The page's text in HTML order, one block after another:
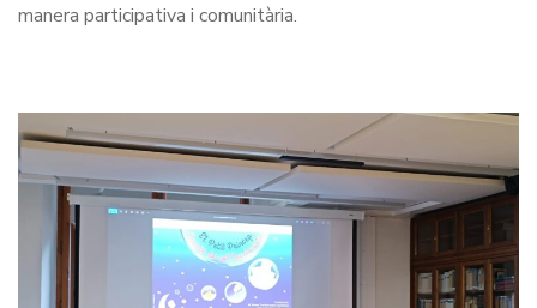
manera participativa i comunitària.